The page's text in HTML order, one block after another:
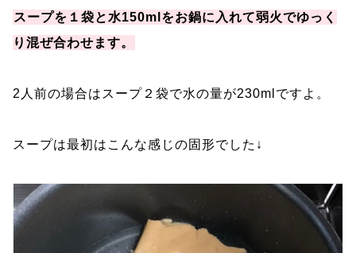
スープを１袋と水150mlをお鍋に入れて弱火でゆっく
り混ぜ合わせます。
2人前の場合はスープ２袋で水の量が230mlですよ。
スープは最初はこんな感じの固形でした↓